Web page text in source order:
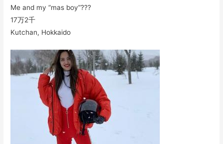
Me and my “mas boy”???
17万2千
Kutchan, Hokkaido